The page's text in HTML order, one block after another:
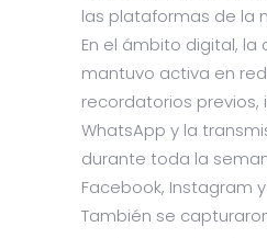
las plataformas de la
En el ámbito digital, la
mantuvo activa en
recordatorios previos,
WhatsApp y la
durante toda la
Facebook, Instagram
También se